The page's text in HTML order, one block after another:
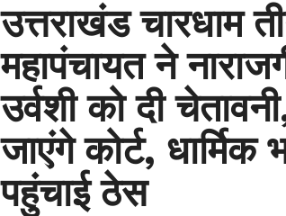
उत्तराखंड चारधाम
महापंचायत ने
उर्वशी को दी
जाएंगे कोर्ट, धार्मिक
पहुंचाई ठेस